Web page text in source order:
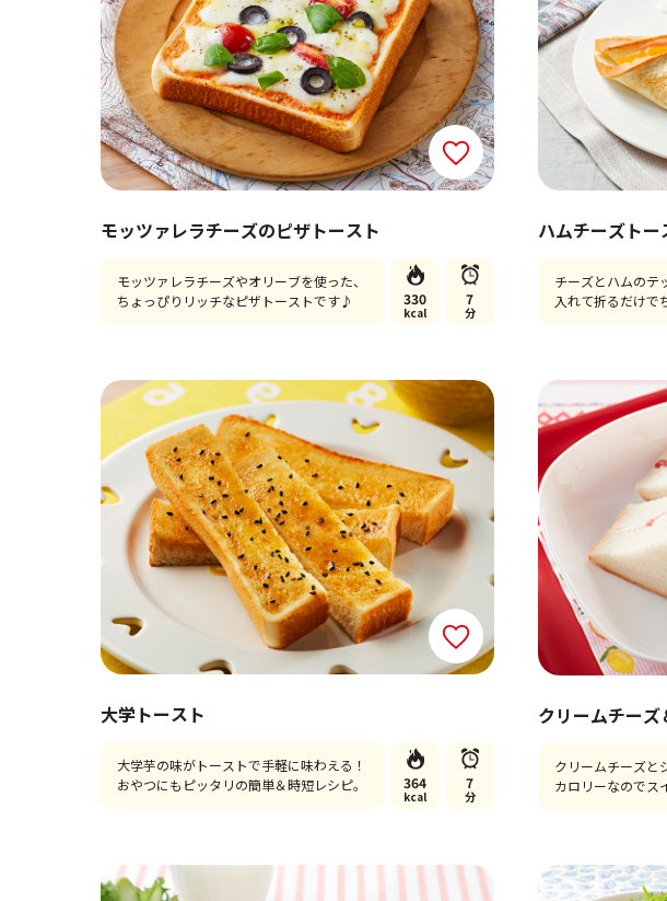
モッツァレラチーズのピザトースト
モッツァレラチーズやオリーブを使った、
ちょっぴりリッチなピザトーストです♪
330
kcal
7
分
ハムチーズトー
チーズとハムのテ
入れて折るだけで
大学トースト
大学芋の味がトーストで手軽に味わえる！
おやつにもピッタリの簡単＆時短レシピ。
364
kcal
7
分
クリームチー
クリームチーズと
カロリーなので